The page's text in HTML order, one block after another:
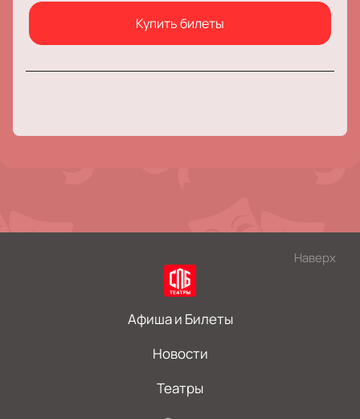
Купить билеты
Наверх
Афиша и Билеты
Новости
Театры